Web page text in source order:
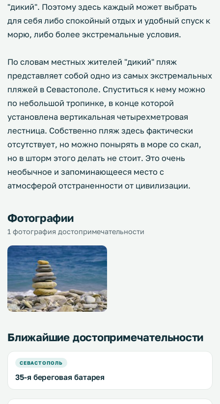
"дикий". Поэтому здесь каждый может выбрать
для себя либо спокойный отдых и удобный спуск к
морю, либо более экстремальные условия.
По словам местных жителей "дикий" пляж
представляет собой одно из самых экстремальных
пляжей в Севастополе. Спуститься к нему можно
по небольшой тропинке, в конце которой
установлена вертикальная четырехметровая
лестница. Собственно пляж здесь фактически
отсутствует, но можно понырять в море со скал,
но в шторм этого делать не стоит. Это очень
необычное и запоминающееся место с
атмосферой отстраненности от цивилизации.
Фотографии
1 фотография достопримечательности
Ближайшие достопримечательности
СЕВАСТОПОЛЬ
35-я береговая батарея